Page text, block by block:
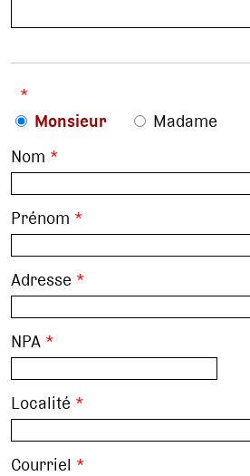
*
Monsieur
Madame
Nom *
Prénom *
Adresse *
NPA *
Localité *
Courriel *